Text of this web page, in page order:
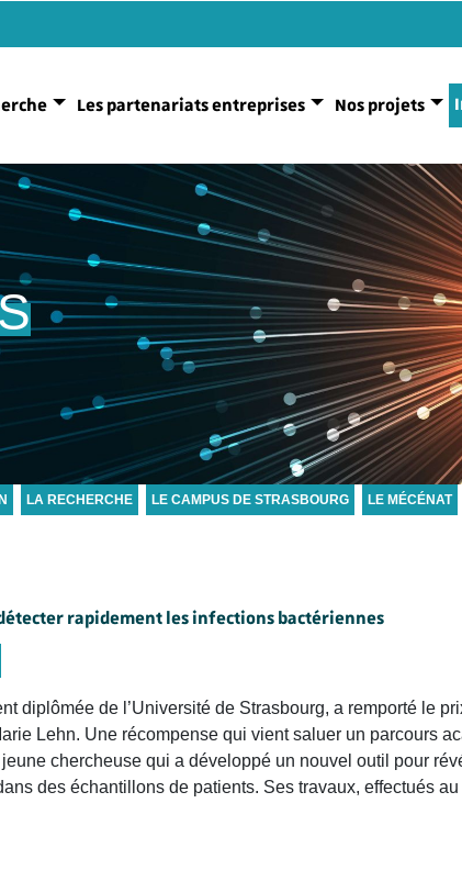
Les partenariats entreprises Nos projets
LA RECHERCHE LE CAMPUS DE STRASBOURG
LE MÉCÉNAT
rapidement les infections bactériennes
diplômée de l’Université de Strasbourg, a remporté le
Lehn. Une récompense qui vient saluer un parcours
chercheuse qui a développé un nouvel outil pour
des échantillons de patients. Ses travaux, effectués